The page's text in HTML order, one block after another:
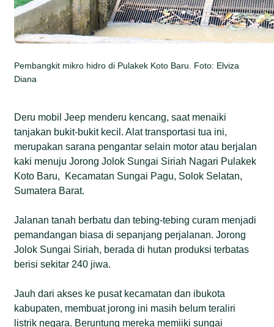
Pembangkit mikro hidro di Pulakek Koto Baru. Foto: Elviza
Diana
Deru mobil Jeep menderu kencang, saat menaiki
tanjakan bukit-bukit kecil. Alat transportasi tua ini,
merupakan sarana pengantar selain motor atau berjalan
kaki menuju Jorong Jolok Sungai Siriah Nagari Pulakek
Koto Baru, Kecamatan Sungai Pagu, Solok Selatan,
Sumatera Barat.
Jalanan tanah berbatu dan tebing-tebing curam menjadi
pemandangan biasa di sepanjang perjalanan. Jorong
Jolok Sungai Siriah, berada di hutan produksi terbatas
berisi sekitar 240 jiwa.
Jauh dari akses ke pusat kecamatan dan ibukota
kabupaten, membuat jorong ini masih belum teraliri
listrik negara. Beruntung mereka memiiki sungai